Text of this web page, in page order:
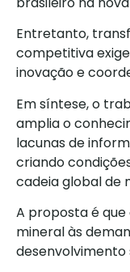
Entretanto,
competitiva
inovação e
Em síntese, o
amplia o
lacunas de
criando
cadeia global de
A proposta é
mineral às
desenvolvimento